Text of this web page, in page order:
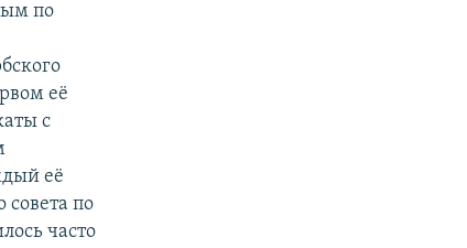
по
её
с
её
совета по
часто